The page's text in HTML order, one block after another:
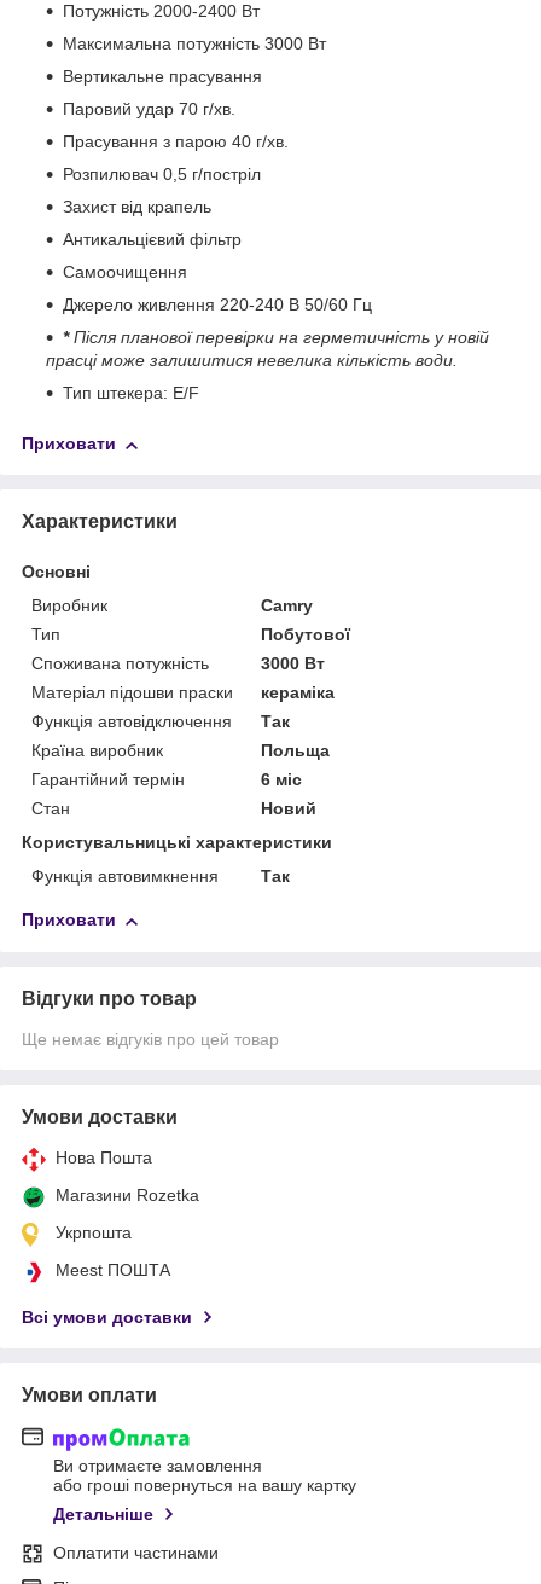
Потужність 2000-2400 Вт
Максимальна потужність 3000 Вт
Вертикальне прасування
Паровий удар 70 г/хв.
Прасування з парою 40 г/хв.
Розпилювач 0,5 г/постріл
Захист від крапель
Антикальцієвий фільтр
Самоочищення
Джерело живлення 220-240 В 50/60 Гц
*Після планової перевірки на герметичність у новій
прасці може залишитися невелика кількість води.
Тип штекера: E/F
Приховати
Характеристики
Основні
Виробник
Camry
Тип
Побутової
Споживана потужність
3000 Вт
Матеріал підошви праски
кераміка
Функція автовідключення
Так
Країна виробник
Польща
Гарантійний термін
6 міс
Стан
Новий
Користувальницькі характеристики
Функція автовимкнення
Так
Приховати
Відгуки про товар
Ще немає відгуків про цей товар
Умови доставки
Нова Пошта
Магазини Rozetka
Укрпошта
Meest ПОШТА
Всі умови доставки
Умови оплати
Ви отримаєте замовлення
або гроші повернуться на вашу картку
Детальніше
Оплатити частинами